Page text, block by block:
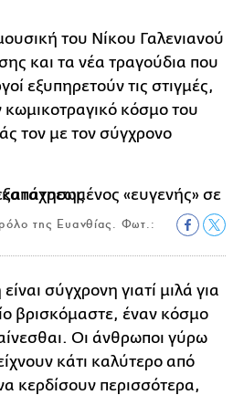
του Νίκου Γαλενιανού
και τα νέα τραγούδια που
εξυπηρετούν τις στιγμές,
κωμικοτραγικό κόσμο του
τον με τον σύγχρονο
της Ευανθίας. Φωτ.:
σύγχρονη γιατί μιλά για
βρισκόμαστε, έναν κόσμο
Οι άνθρωποι γύρω
κάτι καλύτερο από
κερδίσουν περισσότερα,